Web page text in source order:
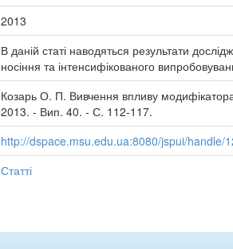
2013
В даній статі наводяться результати
носіння та інтенсифікованого
Козарь О. П. Вивчення впливу
2013. - Вип. 40. - С. 112-117.
http://dspace.msu.edu.ua:8080/jspui/handle/
Статті